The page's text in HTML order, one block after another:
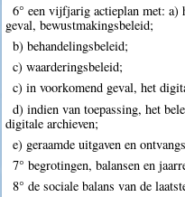
6° een vijfjarig actieplan met: a)
geval, bewustmakingsbeleid;
b) behandelingsbeleid;
c) waarderingsbeleid;
c) in voorkomend geval, het
d) indien van toepassing, het
digitale archieven;
e) geraamde uitgaven en
7° begrotingen, balansen en
8° de sociale balans van de